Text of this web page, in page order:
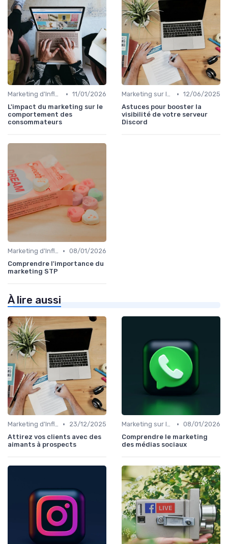
Marketing d'Influence • 11/01/2026
L'impact du marketing sur le
comportement des
consommateurs
Marketing sur les Réseaux Sociaux • 12/06/2025
Astuces pour booster la
visibilité de votre serveur
Discord
Marketing d'Influence • 08/01/2026
Comprendre l'importance du
marketing STP
À lire aussi
Marketing d'Influence •
23/12/2025
Attirez vos clients avec des
aimants à prospects
Marketing sur les Réseaux Sociaux • 08/01/2026
Comprendre le marketing
des médias sociaux